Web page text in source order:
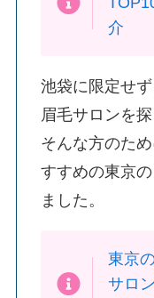
介
池袋に限定せ
眉毛サロンを
そんな方のた
すすめの東京
ました。
東京
サロ